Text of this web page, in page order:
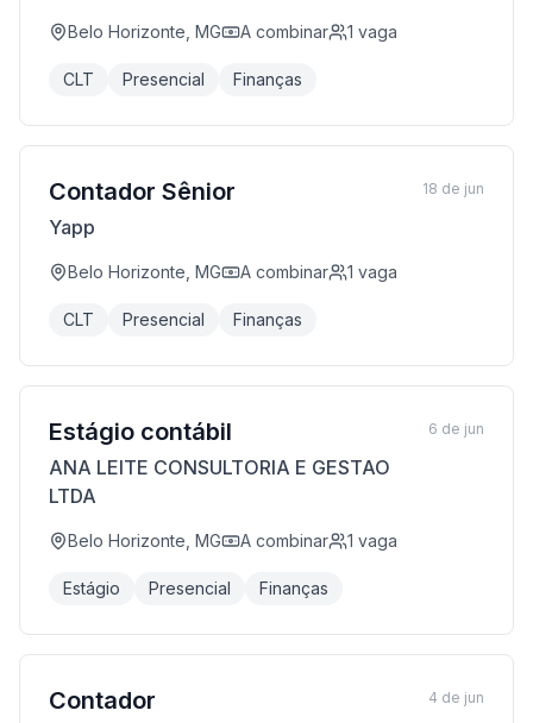
Belo Horizonte, MG A combinar 1 vaga
CLT Presencial Finanças
Contador Sênior
Yapp
Belo Horizonte, MG A combinar 1 vaga
CLT Presencial Finanças
18 de jun
Estágio contábil
ANA LEITE CONSULTORIA E GESTAO
LTDA
Belo Horizonte, MG A combinar 1 vaga
Estágio Presencial Finanças
6 de jun
Contador 4 de jun